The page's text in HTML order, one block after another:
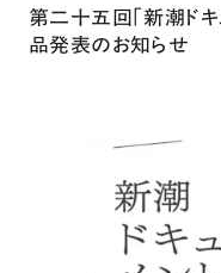
第二十五回「新潮ドキ
品発表のお知らせ